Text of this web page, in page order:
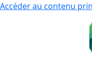
Accéder au contenu